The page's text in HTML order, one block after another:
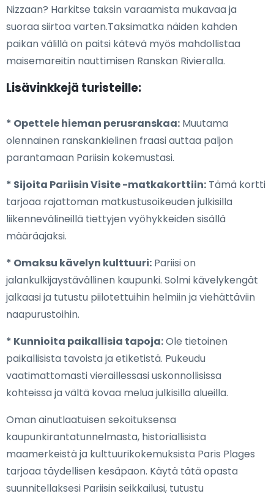
Nizzaan? Harkitse taksin varaamista mukavaa ja
suoraa siirtoa varten.Taksimatka näiden kahden
paikan välillä on paitsi kätevä myös mahdollistaa
maisemareitin nauttimisen Ranskan Rivieralla.
Lisävinkkejä turisteille:
* Opettele hieman perusranskaa: Muutama
olennainen ranskankielinen fraasi auttaa paljon
parantamaan Pariisin kokemustasi.
* Sijoita Pariisin Visite -matkakorttiin: Tämä kortti
tarjoaa rajattoman matkustusoikeuden julkisilla
liikennevälineillä tiettyjen vyöhykkeiden sisällä
määräajaksi.
* Omaksu kävelyn kulttuuri: Pariisi on
jalankulkijaystävällinen kaupunki. Solmi kävelykengät
jalkaasi ja tutustu piilotettuihin helmiin ja viehättäviin
naapurustoihin.
* Kunnioita paikallisia tapoja:Ole tietoinen
paikallisista tavoista ja etiketistä. Pukeudu
vaatimattomasti vieraillessasi uskonnollisissa
kohteissa ja vältä kovaa melua julkisilla alueilla.
Oman ainutlaatuisen sekoituksensa
kaupunkirantatunnelmasta, historiallisista
maamerkeistä ja kulttuurikokemuksista Paris Plages
tarjoaa täydellisen kesäpaon. Käytä tätä opasta
suunnitellaksesi Pariisin seikkailusi, tutustu